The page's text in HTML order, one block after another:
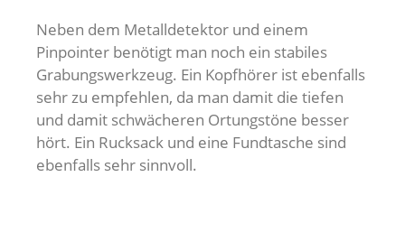
Neben dem Metalldetektor und einem
Pinpointer benötigt man noch ein stabiles
Grabungswerkzeug. Ein Kopfhörer ist ebenfalls
sehr zu empfehlen, da man damit die tiefen
und damit schwächeren Ortungstöne besser
hört. Ein Rucksack und eine Fundtasche sind
ebenfalls sehr sinnvoll.